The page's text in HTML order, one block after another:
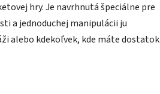
hry. Je navrhnutá špeciálne pre
a jednoduchej manipulácii ju
alebo kdekoľvek, kde máte dostatok